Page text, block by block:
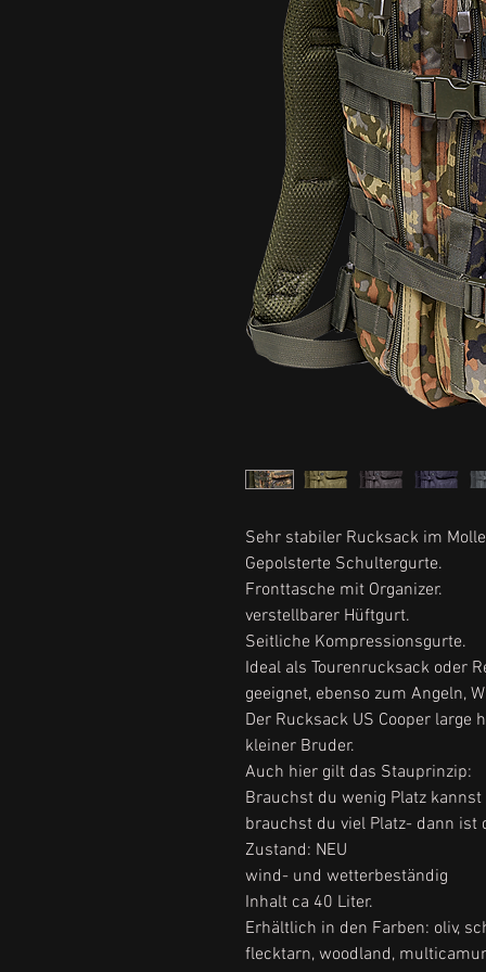
Sehr stabiler Rucksack im
Gepolsterte Schultergurte.
Fronttasche mit Organizer.
verstellbarer Hüftgurt.
Seitliche Kompressionsgurte.
Ideal als Tourenrucksack oder
geeignet, ebenso zum Angeln,
Der Rucksack US Cooper
kleiner Bruder.
Auch hier gilt das Stauprinzip:
Brauchst du wenig Platz
brauchst du viel Platz- dann ist
Zustand: NEU
wind- und wetterbeständig
Inhalt ca 40 Liter.
Erhältlich in den Farben: oliv,
flecktarn, woodland,